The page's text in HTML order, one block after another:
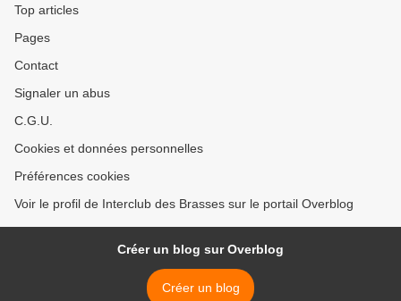
Top articles
Pages
Contact
Signaler un abus
C.G.U.
Cookies et données personnelles
Préférences cookies
Voir le profil de Interclub des Brasses sur le portail Overblog
Créer un blog sur Overblog
Créer un blog